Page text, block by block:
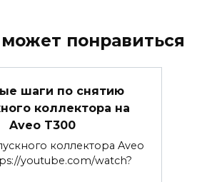
понравиться
шаги по снятию
коллектора на
Aveo T300
коллектора Aveo
youtube.com/watch?